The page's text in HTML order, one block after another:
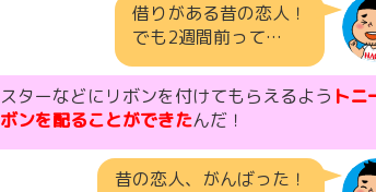
借りがある昔の恋人！
でも2週間前って…
ターなどにリボンを付けてもらえるよう トニ
ンを配ることができたんだ！
昔の恋人、がんばった！